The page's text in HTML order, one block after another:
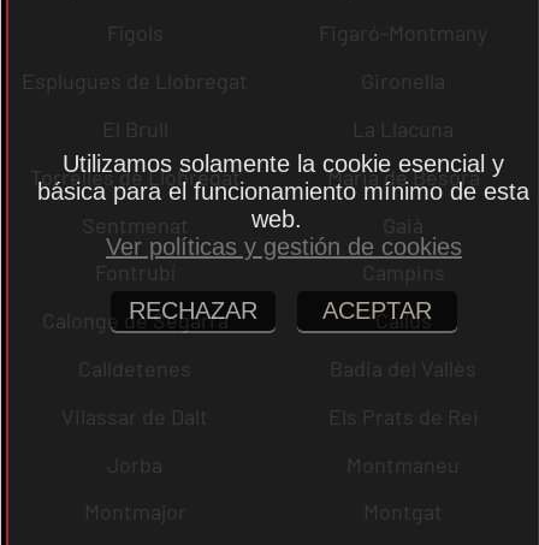
Fígols
Figaró-Montmany
Esplugues de Llobregat
Gironella
El Brull
La Llacuna
Torrelles de Llobregat
Maria de Besora
Sentmenat
Gaià
Fontrubí
Campins
Calonge de Segarra
Callús
Calldetenes
Badia del Vallès
Vilassar de Dalt
Els Prats de Rei
Jorba
Montmaneu
Montmajor
Montgat
Utilizamos solamente la cookie esencial y
básica para el funcionamiento mínimo de esta
web.
Ver políticas y gestión de cookies
RECHAZAR ACEPTAR